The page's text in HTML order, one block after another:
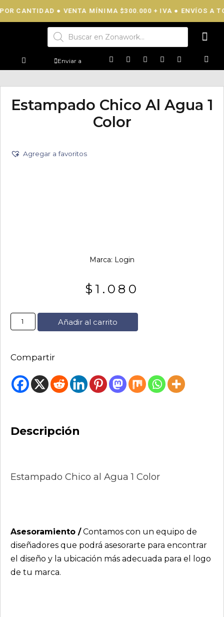
CANTIDAD ● VENTA MÍNIMA $300.000 + IVA ● ENVÍOS A
Enviar a
Estampado Chico Al Agua 1
Color
Agregar a favoritos
Marca: Login
$ 1.080
Añadir al carrito
Compartir
Descripción
Estampado Chico al Agua 1 Color
Asesoramiento /Contamos con un equipo de
diseñadores que podrá asesorarte para encontrar
el diseño y la ubicación más adecuada para el logo
de tu marca.